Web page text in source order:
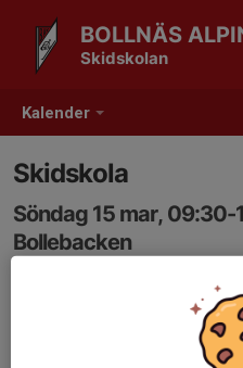
Kalender
BOLLNÄS
Skidskolan
Skidskola
Söndag 15 mar, 09:30-
Bollebacken
Samling: 09:30,